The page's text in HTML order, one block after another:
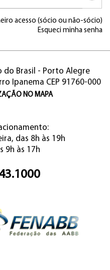
acesso (sócio ou não-sócio)
Esqueci minha senha
do Brasil - Porto Alegre
Ipanema CEP 91760-000
NO MAPA
das 8h às 19h
9h às 17h